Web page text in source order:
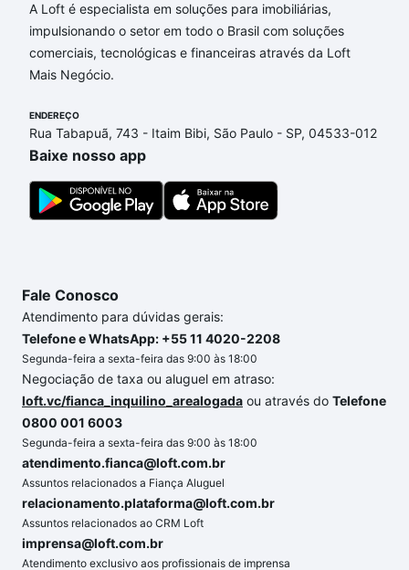
A Loft é especialista em soluções para imobiliárias,
impulsionando o setor em todo o Brasil com soluções
comerciais, tecnológicas e financeiras através da Loft
Mais Negócio.
ENDEREÇO
Rua Tabapuã, 743 - Itaim Bibi, São Paulo - SP, 04533-012
Baixe nosso app
Fale Conosco
Atendimento para dúvidas gerais:
Telefone e WhatsApp: +55 11 4020-2208
Segunda-feira a sexta-feira das 9:00 às 18:00
Negociação de taxa ou aluguel em atraso:
loft.vc/fianca_inquilino_arealogada ou através do Telefone
0800 001 6003
Segunda-feira a sexta-feira das 9:00 às 18:00
atendimento.fianca@loft.com.br
Assuntos relacionados a Fiança Aluguel
relacionamento.plataforma@loft.com.br
Assuntos relacionados ao CRM Loft
imprensa@loft.com.br
Atendimento exclusivo aos profissionais de imprensa